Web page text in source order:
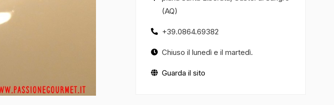
(AQ)
+39.0864.69382
Chiuso il lunedì e il martedì.
Guarda il sito